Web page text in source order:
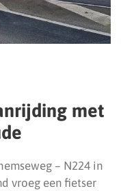
met
– N224 in
vroeg een fietser